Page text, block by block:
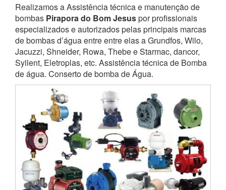
Realizamos a Assistência técnica e manutenção de
bombas Pirapora do Bom Jesuspor profissionais
especializados e autorizados pelas principais marcas
de bombas d’água entre entre elas a Grundfos, Wilo,
Jacuzzi, Shneider, Rowa, Thebe e Starmac, dancor,
Syllent, Eletroplas, etc. Assistência técnica de Bomba
de água. Conserto de bomba de Água.